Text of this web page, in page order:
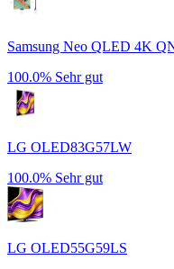
Samsung Neo QLED 4K
100.0% Sehr gut
LG OLED83G57LW
100.0% Sehr gut
LG OLED55G59LS